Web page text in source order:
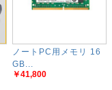
ノートPC用メモリ 16
GB...
￥41,800